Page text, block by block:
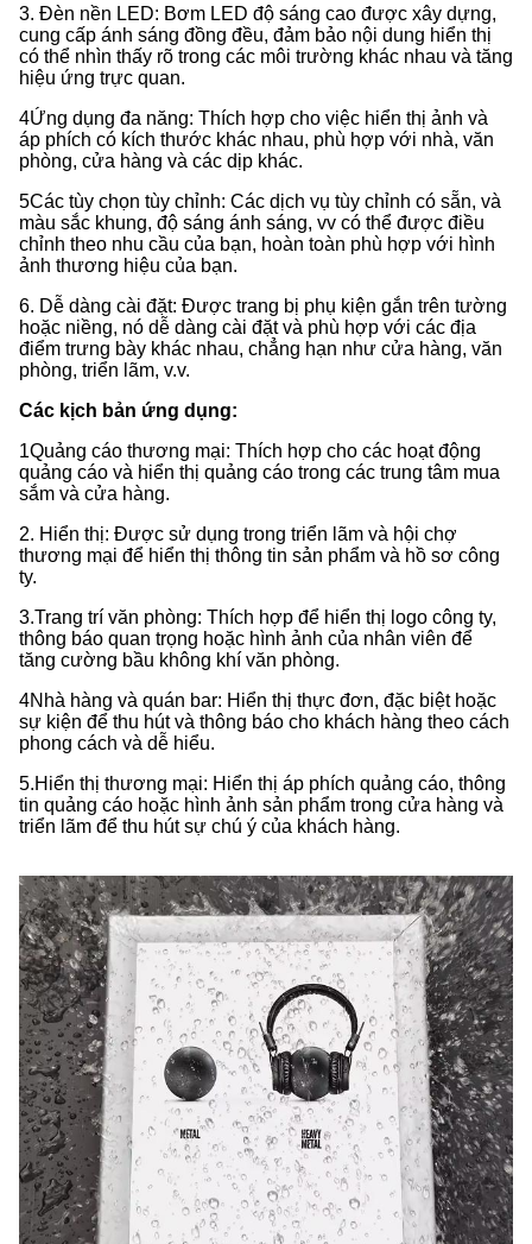
3. Đèn nền LED: Bơm LED độ sáng cao được xây dựng,
cung cấp ánh sáng đồng đều, đảm bảo nội dung hiển thị
có thể nhìn thấy rõ trong các môi trường khác nhau và tăng
hiệu ứng trực quan.
4Ứng dụng đa năng: Thích hợp cho việc hiển thị ảnh và
áp phích có kích thước khác nhau, phù hợp với nhà, văn
phòng, cửa hàng và các dịp khác.
5Các tùy chọn tùy chỉnh: Các dịch vụ tùy chỉnh có sẵn, và
màu sắc khung, độ sáng ánh sáng, vv có thể được điều
chỉnh theo nhu cầu của bạn, hoàn toàn phù hợp với hình
ảnh thương hiệu của bạn.
6. Dễ dàng cài đặt: Được trang bị phụ kiện gắn trên tường
hoặc niềng, nó dễ dàng cài đặt và phù hợp với các địa
điểm trưng bày khác nhau, chẳng hạn như cửa hàng, văn
phòng, triển lãm, v.v.
Các kịch bản ứng dụng:
1Quảng cáo thương mại: Thích hợp cho các hoạt động
quảng cáo và hiển thị quảng cáo trong các trung tâm mua
sắm và cửa hàng.
2. Hiển thị: Được sử dụng trong triển lãm và hội chợ
thương mại để hiển thị thông tin sản phẩm và hồ sơ công
ty.
3.Trang trí văn phòng: Thích hợp để hiển thị logo công ty,
thông báo quan trọng hoặc hình ảnh của nhân viên để
tăng cường bầu không khí văn phòng.
4Nhà hàng và quán bar: Hiển thị thực đơn, đặc biệt hoặc
sự kiện để thu hút và thông báo cho khách hàng theo cách
phong cách và dễ hiểu.
5.Hiển thị thương mại: Hiển thị áp phích quảng cáo, thông
tin quảng cáo hoặc hình ảnh sản phẩm trong cửa hàng và
triển lãm để thu hút sự chú ý của khách hàng.